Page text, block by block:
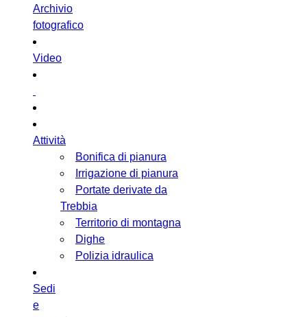
Archivio
fotografico
Video
Attività
Bonifica di pianura
Irrigazione di pianura
Portate derivate da
Trebbia
Territorio di montagna
Dighe
Polizia idraulica
Sedi
e